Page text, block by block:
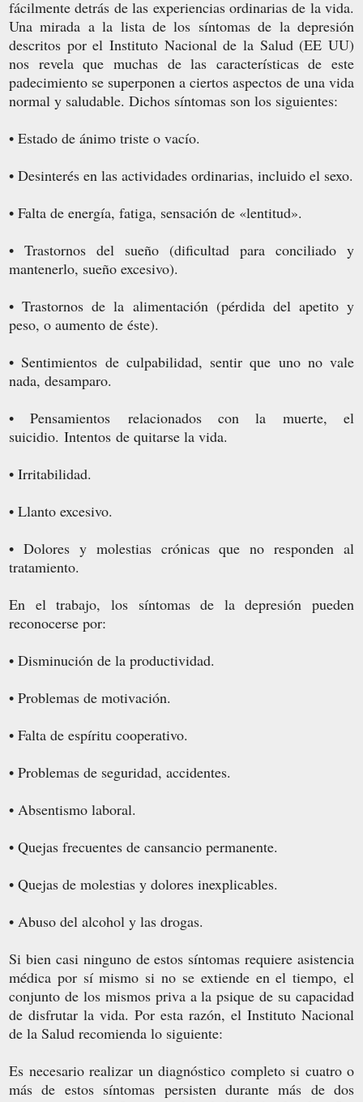
fácilmente detrás de las experiencias ordinarias de la vida.
Una mirada a la lista de los síntomas de la depresión
descritos por el Instituto Nacional de la Salud (EE UU)
nos revela que muchas de las características de este
padecimiento se superponen a ciertos aspectos de una vida
normal y saludable. Dichos síntomas son los siguientes:
• Estado de ánimo triste o vacío.
• Desinterés en las actividades ordinarias, incluido el sexo.
• Falta de energía, fatiga, sensación de «lentitud».
• Trastornos del sueño (dificultad para conciliado y
mantenerlo, sueño excesivo).
• Trastornos de la alimentación (pérdida del apetito y
peso, o aumento de éste).
• Sentimientos de culpabilidad, sentir que uno no vale
nada, desamparo.
• Pensamientos relacionados con la muerte, el
suicidio. Intentos de quitarse la vida.
• Irritabilidad.
• Llanto excesivo.
• Dolores y molestias crónicas que no responden al
tratamiento.
En el trabajo, los síntomas de la depresión pueden
reconocerse por:
• Disminución de la productividad.
• Problemas de motivación.
• Falta de espíritu cooperativo.
• Problemas de seguridad, accidentes.
• Absentismo laboral.
• Quejas frecuentes de cansancio permanente.
• Quejas de molestias y dolores inexplicables.
• Abuso del alcohol y las drogas.
Si bien casi ninguno de estos síntomas requiere asistencia
médica por sí mismo si no se extiende en el tiempo, el
conjunto de los mismos priva a la psique de su capacidad
de disfrutar la vida. Por esta razón, el Instituto Nacional
de la Salud recomienda lo siguiente:
Es necesario realizar un diagnóstico completo si cuatro o
más de estos síntomas persisten durante más de dos